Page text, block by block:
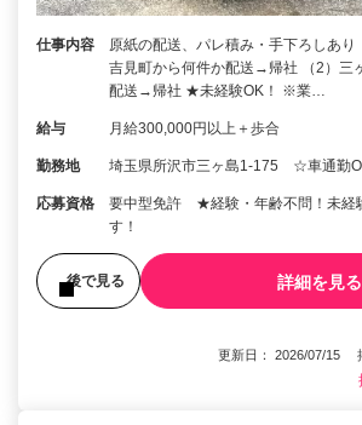
仕事内容
原紙の配送、パレ積み・手下ろしあ
吉見町から何件か配送→帰社 （2）三
配送→帰社 ★未経験OK！ ※業…
給与 月給300,000円以上＋歩合
勤務地 埼玉県所沢市三ヶ島1-175 ☆車通勤
応募資格
要中型免許 ★経験・年齢不問！未経
す！
後で見る 詳細を見る
更新日： 2026/07/15